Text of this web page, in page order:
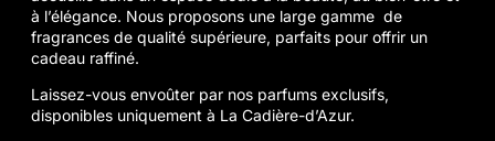
à l’élégance. Nous proposons une large gamme de
fragrances de qualité supérieure, parfaits pour offrir un
cadeau raffiné.
Laissez-vous envoûter par nos parfums exclusifs,
disponibles uniquement à La Cadière-d’Azur.